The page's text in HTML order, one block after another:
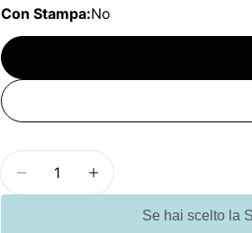
Con Stampa:No
Diminuisci la quantità per
Aumenta la
Se hai scelto la